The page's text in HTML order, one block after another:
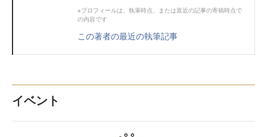
※プロフィールは、執筆時点、または直近の記事の寄稿時点で
の内容です
この著者の最近の執筆記事
イベント